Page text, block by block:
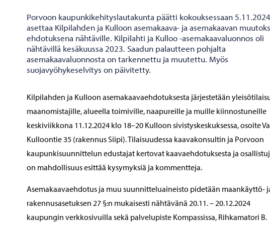
Porvoon kaupunkikehityslautakunta päätti kokouksessaan 5.11.2024
asettaa Kilpilahden ja Kulloon asemakaava- ja asemakaavan
ehdotuksena nähtäville. Kilpilahti ja Kulloo -asemakaavaluonnos oli
nähtävillä kesäkuussa 2023. Saadun palautteen pohjalta
asemakaavaluonnosta on tarkennettu ja muutettu. Myös
suojavyöhykeselvitys on päivitetty.
Kilpilahden ja Kulloon asemakaavaehdotuksesta järjestetään
maanomistajille, alueella toimiville, naapureille ja muille kiinnostuneille
keskiviikkona 11.12.2024 klo 18–20 Kulloon sivistyskeskuksessa, osoite
Kulloontie 35 (rakennus Siipi). Tilaisuudessa kaavakonsultin ja Porvoon
kaupunkisuunnittelun edustajat kertovat kaavaehdotuksesta ja
on mahdollisuus esittää kysymyksiä ja kommentteja.
Asemakaavaehdotus ja muu suunnitteluaineisto pidetään maankäyttö-
rakennusasetuksen 27 §:n mukaisesti nähtävänä 20.11. – 20.12.2024
kaupungin verkkosivuilla sekä palvelupiste Kompassissa, Rihkamatori B.